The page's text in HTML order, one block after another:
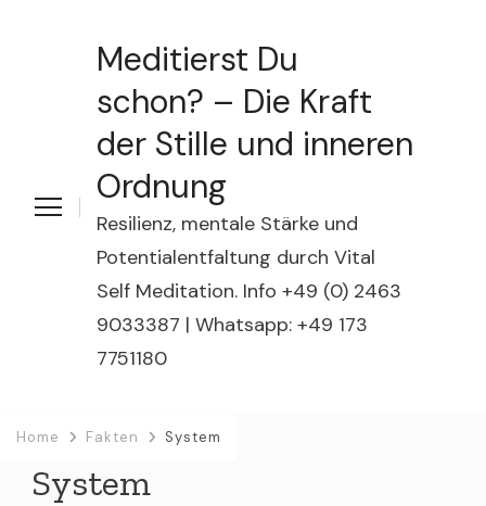
Meditierst Du
schon? – Die Kraft
der Stille und inneren
Ordnung
Resilienz, mentale Stärke und
Potentialentfaltung durch Vital
Self Meditation. Info +49 (0) 2463
9033387 | Whatsapp: +49 173
7751180
Home Fakten System
System